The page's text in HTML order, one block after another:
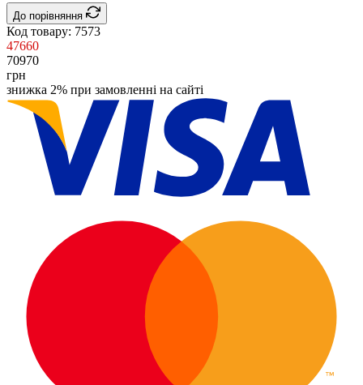
До порівняння
Код товару: 7573
47660
70970
грн
знижка 2% при замовленні на сайті